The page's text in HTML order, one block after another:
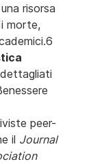
risorsa
morte,
peer-
il Journal